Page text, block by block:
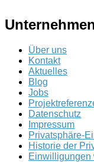
Über uns
Kontakt
Aktuelles
Blog
Jobs
Datenschutz
Impressum
Privatsphäre-
Historie der
Einwilligungen